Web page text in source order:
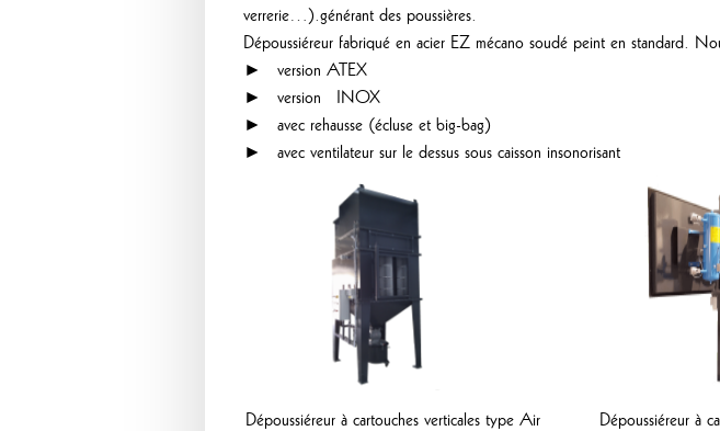
verrerie…).générant des poussières.
Dépoussiéreur fabriqué en acier EZ mécano soudé peint en standard.
► version ATEX
► version INOX
► avec rehausse (écluse et big-bag)
► avec ventilateur sur le dessus sous caisson insonorisant
Dépoussiéreur à cartouches verticales type Air
Dépoussiéreur à